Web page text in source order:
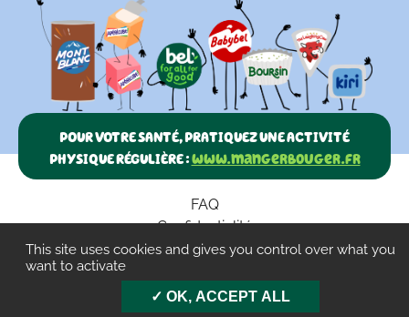
POUR VOTRE SANTÉ, PRATIQUEZ UNE ACTIVITÉ
PHYSIQUE RÉGULIÈRE :www.mangerbouger.fr
FAQ
Confidentialité
Paramètres des cookies
Mentions légales
This site uses cookies and gives you control over what you
want to activate
OK, ACCEPT ALL